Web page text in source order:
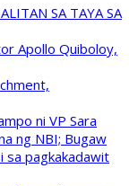
SA TAYA SA
Apollo Quiboloy,
ni VP Sara
ng NBI; Bugaw
sa pagkakadawit